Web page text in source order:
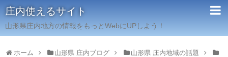
庄内使えるサイト
山形県庄内地方の情報をもっとWebにUPしよう！
ホーム 山形県 庄内ブログ
山形県 庄内地域の話題